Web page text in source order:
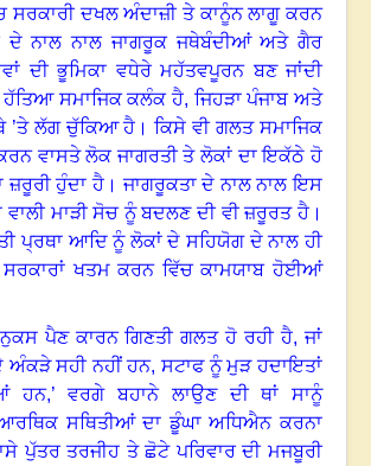
ਸਰਕਾਰੀ ਦਖਲ ਅੰਦਾਜ਼ੀ ਤੇ ਕਾਨੂੰਨ ਲਾਗੂ ਕਰਨ
ਦੇ ਨਾਲ ਨਾਲ ਜਾਗਰੂਕ ਜਥੇਬੰਦੀਆਂ ਅਤੇ ਗੈਰ
ਦੀ ਭੂਮਿਕਾ ਵਧੇਰੇ ਮਹੱਤਵਪੂਰਨ ਬਣ ਜਾਂਦੀ
ਹੱਤਿਆ ਸਮਾਜਿਕ ਕਲੰਕ ਹੈ, ਜਿਹੜਾ ਪੰਜਾਬ ਅਤੇ
’ਤੇ ਲੱਗ ਚੁੱਕਿਆ ਹੈ ।ਕਿਸੇ ਵੀ ਗਲਤ ਸਮਾਜਿਕ
ਵਾਸਤੇ ਲੋਕ ਜਾਗਰਤੀ ਤੇ ਲੋਕਾਂ ਦਾ ਇਕੱਠੇ ਹੋ
ਜ਼ਰੂਰੀ ਹੁੰਦਾ ਹੈ ।ਜਾਗਰੂਕਤਾ ਦੇ ਨਾਲ ਨਾਲ ਇਸ
ਵਾਲੀ ਮਾੜੀ ਸੋਚ ਨੂੰ ਬਦਲਣ ਦੀ ਵੀ ਜ਼ਰੂਰਤ ਹੈ ।
ਪ੍ਰਥਾ ਆਦਿ ਨੂੰ ਲੋਕਾਂ ਦੇ ਸਹਿਯੋਗ ਦੇ ਨਾਲ ਹੀ
ਖਤਮ ਕਰਨ ਵਿੱਚ ਕਾਮਯਾਬ ਹੋਈਆਂ
ਨੁਕਸ ਪੈਣ ਕਾਰਨ ਗਿਣਤੀ ਗਲਤ ਹੋ ਰਹੀ ਹੈ,ਜਾਂ
ਸਹੀ ਨਹੀਂ ਹਨ,ਸਟਾਫ ਨੂੰ ਮੁੜ ਹਦਾਇਤਾਂ
ਹਨ,’ ਵਰਗੇ ਬਹਾਨੇ ਲਾਉਣ ਦੀ ਥਾਂ ਸਾਨੂੰ
ਸਥਿਤੀਆਂ ਦਾ ਡੂੰਘਾ ਅਧਿਐਨ ਕਰਨਾ
ਪੁੱਤਰ ਤਰਜੀਹ ਤੇ ਛੋਟੇ ਪਰਿਵਾਰ ਦੀ ਮਜਬੂਰੀ